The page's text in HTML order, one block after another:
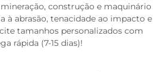
construção e maquinário
à abrasão, tenacidade ao impacto e
tamanhos personalizados com
rápida (7-15 dias)!